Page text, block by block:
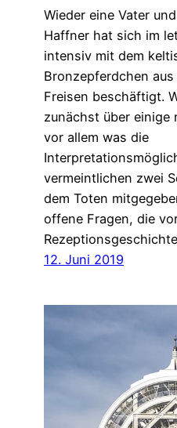
Wieder eine Vater
Haffner hat sich im
intensiv mit dem
Bronzepferdchen
Freisen beschäftigt.
zunächst über einige
vor allem was die
vermeintlichen zwei
dem Toten
offene Fragen, die
12. Juni 2019